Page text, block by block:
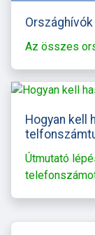
Országhívók
Az összes
Hogyan kell
Útmutató